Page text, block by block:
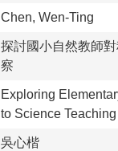
Chen, Wen-Ting
探討國小自然教師
察
Exploring
to Science
吳心楷